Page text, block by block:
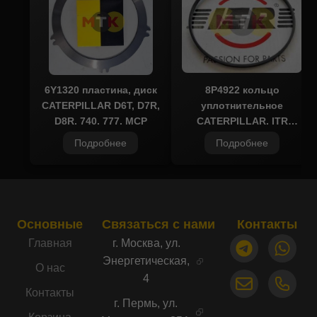
Запчасти для спецтехники MTK всегда в
наличии на складе, что позволяет
оперативно осуществлять поставки.
Установка диска 8X4437 обеспечивает
бесперебойную работу трансмиссии и
снижает риск преждевременного износа
смежных компонентов. Выбирая
комплектующие MTK, вы получаете
6Y1320 пластина, диск
CATERPILLAR D6T, D7R,
D8R, 740, 777, MCP
Подробнее
8P4922 кольцо
уплотнительное
CATERPILLAR, ITR
Подробнее
Основные
Главная
О нас
Контакты
Связаться с нами
г. Москва, ул.
Энергетическая,
4
г. Пермь, ул.
Контакты